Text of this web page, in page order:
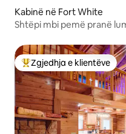
Kabinë në Fort White
Shtëpi mbi pemë pranë
Më të mirat e zgjedhjeve
Zgjedhja e klientëve